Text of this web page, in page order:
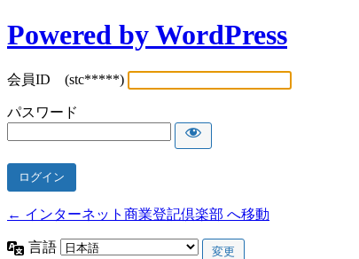
Powered by WordPress
会員ID (stc*****)
パスワード
← インターネット商業登記倶楽部 へ移動
言語